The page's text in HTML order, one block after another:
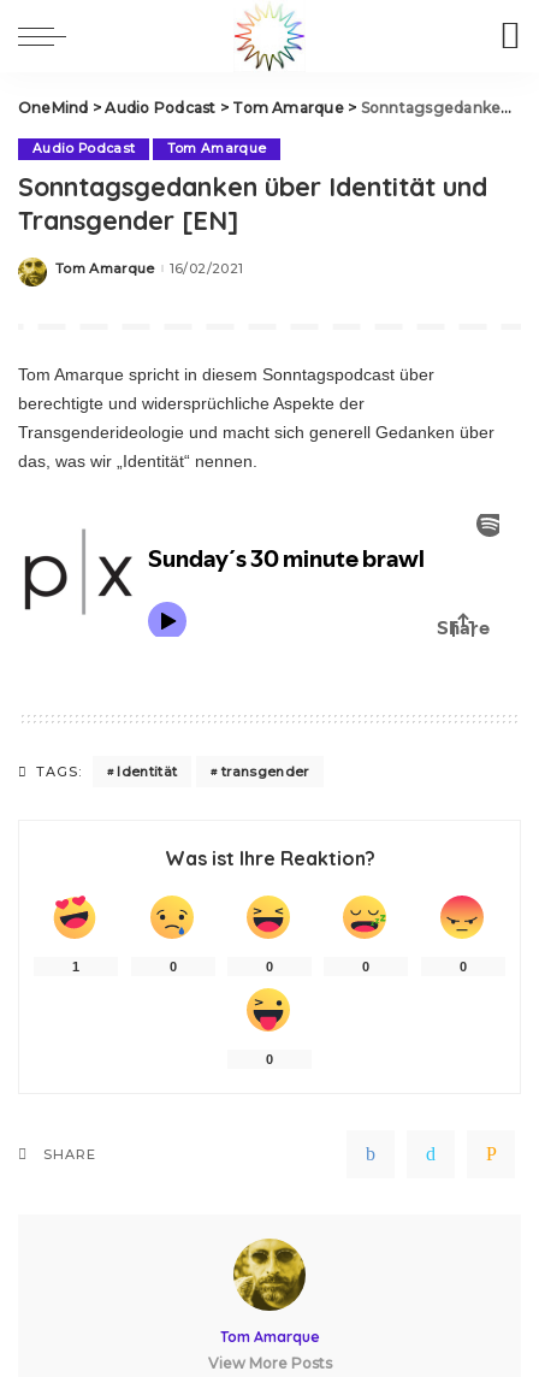
OneMind >Audio Podcast > Tom Amarque> Sonntagsgedanken über Identität und Transgender [EN]
Audio Podcast Tom Amarque
Sonntagsgedanken über Identität und
Transgender [EN]
Posted
Tom Amarque 16/02/2021
Tom Amarque spricht in diesem Sonntagspodcast über
berechtigte und widersprüchliche Aspekte der
Transgenderideologie und macht sich generell Gedanken über
das, was wir „Identität“ nennen.
TAGS: Identität transgender
Was ist Ihre Reaktion?
1 0 0 0 0
0
SHARE
Tom Amarque
View More Posts